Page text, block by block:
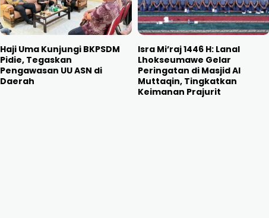
Haji Uma Kunjungi BKPSDM
Pidie, Tegaskan
Pengawasan UU ASN di
Daerah
Isra Mi’raj 1446 H: Lanal
Lhokseumawe Gelar
Peringatan di Masjid Al
Muttaqin, Tingkatkan
Keimanan Prajurit